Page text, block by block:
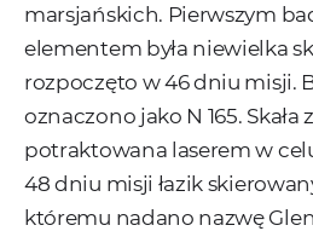
marsjańskich. Pierwszym
elementem była niewielka
rozpoczęto w 46 dniu misji.
oznaczono jako N 165. Skała
potraktowana laserem w
48 dniu misji łazik
któremu nadano nazwę